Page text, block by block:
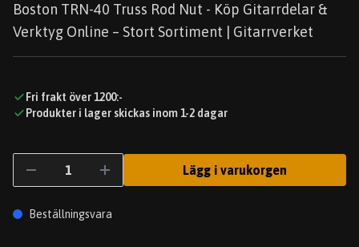
Boston TRN-40 Truss Rod Nut - Köp Gitarrdelar &
Verktyg Online – Stort Sortiment | Gitarrverket
Fri frakt över 1200:-
Produkter i lager skickas inom 1-2 dagar
Lägg i varukorgen
Beställningsvara